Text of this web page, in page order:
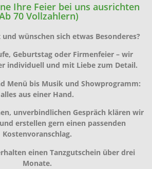
Ihre Feier bei uns ausrichten
70 Vollzahlern)
wünschen sich etwas Besonderes?
Geburtstag oder Firmenfeier – wir
individuell und mit Liebe zum Detail.
Menü bis Musik und Showprogramm:
alles aus einer Hand.
unverbindlichen Gespräch klären wir
erstellen gern einen passenden
Kostenvoranschlag.
einen Tanzgutschein über drei
Monate.